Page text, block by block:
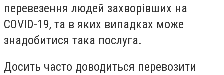
перевезення людей захворівших на
COVID-19, та в яких випадках може
знадобитися така послуга.
Досить часто доводиться перевозити